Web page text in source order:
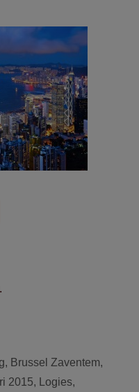
, Brussel Zaventem,
2015, Logies,